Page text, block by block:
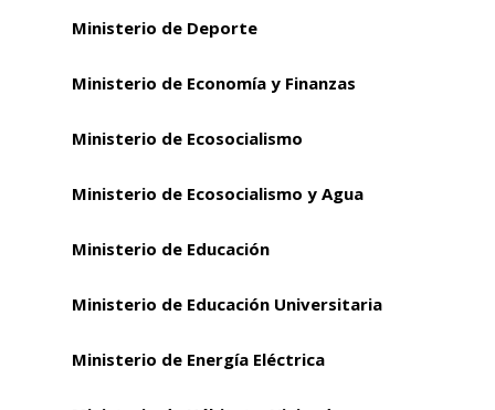
Ministerio de Deporte
Ministerio de Economía y Finanzas
Ministerio de Ecosocialismo
Ministerio de Ecosocialismo y Agua
Ministerio de Educación
Ministerio de Educación Universitaria
Ministerio de Energía Eléctrica